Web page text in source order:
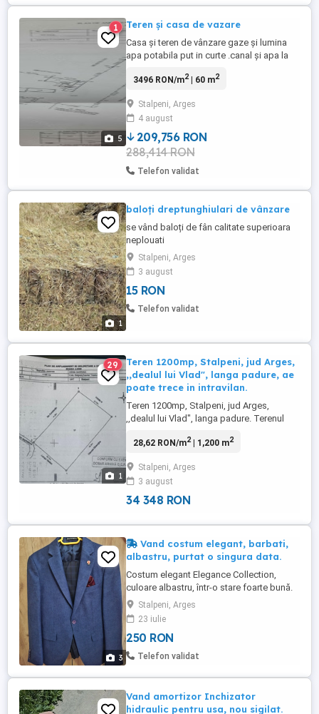
5
1 Teren și casa de vazare
Casa și teren de vânzare gaze și lumina
apa potabila put in curte .canal și apa la
de vie și pomi fructiferi
3496 RON/m2| 60 m2
Stalpeni, Arges
4 august
209,756 RON
288,414 RON
Telefon validat
1
baloți dreptunghiulari de vânzare
se vând baloți de fân calitate superioara
neplouati
Stalpeni, Arges
3 august
15 RON
Telefon validat
1
29
Teren 1200mp, Stalpeni, jud Arges,
,,dealul lui Vlad", langa padure, ae
poate trece in intravilan.
Teren 1200mp, Stalpeni, jud Arges,
,,dealul lui Vlad", langa padure. Terenul
28,62 RON/m2| 1,200 m2
Stalpeni, Arges
3 august
34 348 RON
3
Vand costum elegant, barbati,
albastru, purtat o singura data.
Costum elegant Elegance Collection,
culoare albastru, într-o stare foarte bună.
A fost purtat o singură dată la un
eveniment, după care a fost păstrat cu
grijă. Nu prezintă pete, rupturi sau alte
semne de uzură. Este un costum cu o
croială elegantă, potrivit pentru nunți,
Stalpeni, Arges
23 iulie
250 RON
Telefon validat
Vand amortizor Inchizator
hidraulic pentru usa, nou sigilat.